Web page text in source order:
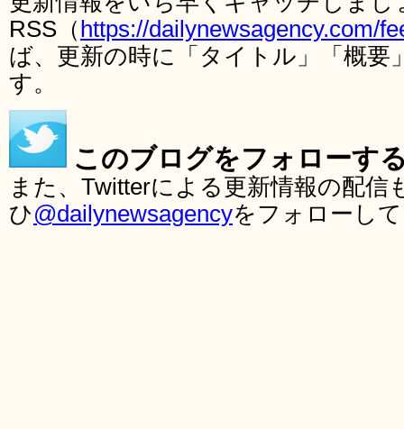
RSS（ https://dailynewsagency.com/
ば、更新の時に「タイトル」「概要
す。
このブログをフォローす
また、Twitterによる更新情報の配
ひ@dailynewsagencyをフォローし